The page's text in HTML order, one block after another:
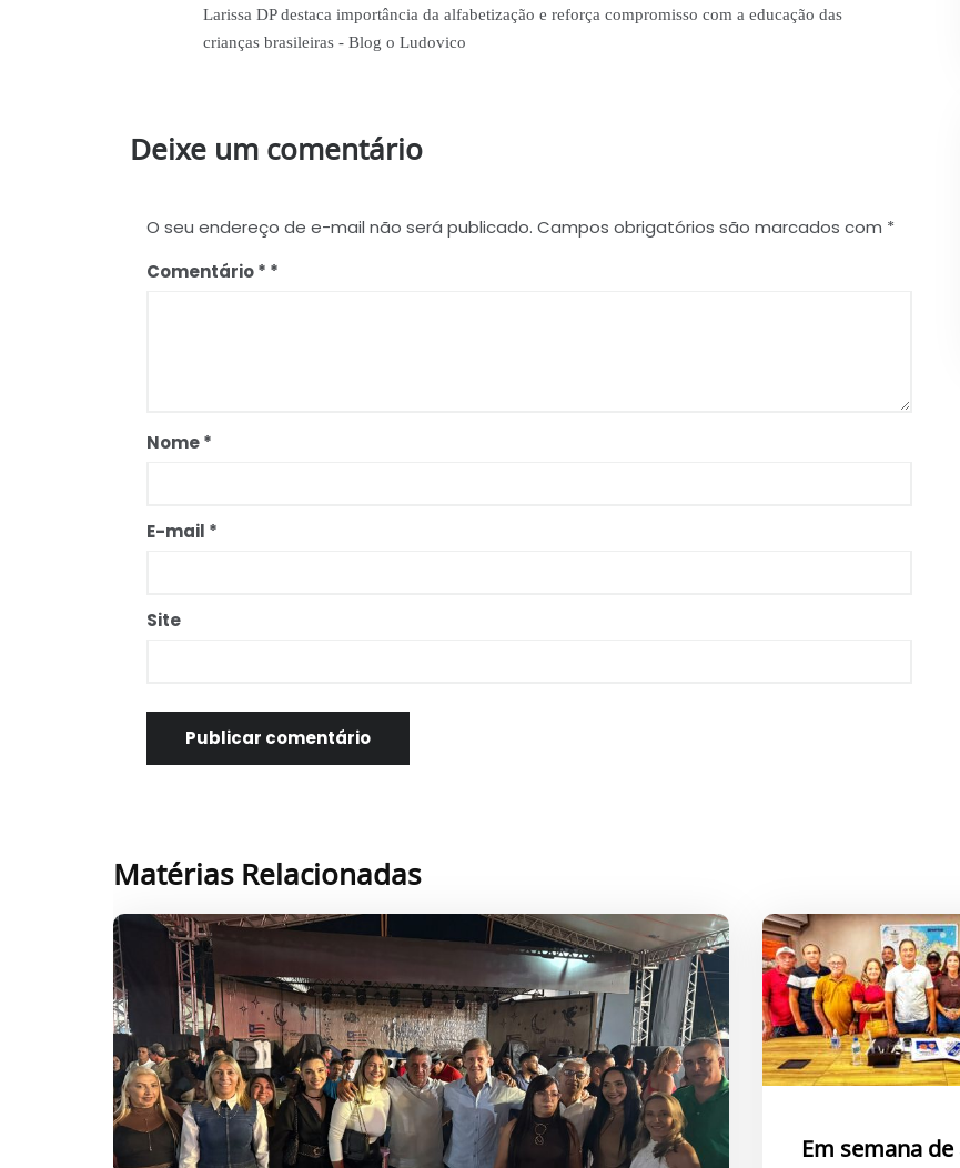
Larissa DP destaca importância da alfabetização e reforça compromisso com a educação das
crianças brasileiras - Blog o Ludovico
Deixe um comentário
O seu endereço de e-mail não será publicado. Campos obrigatórios são marcados com *
Comentário*
Nome*
E-mail *
Site
Matérias Relacionadas
Em semana